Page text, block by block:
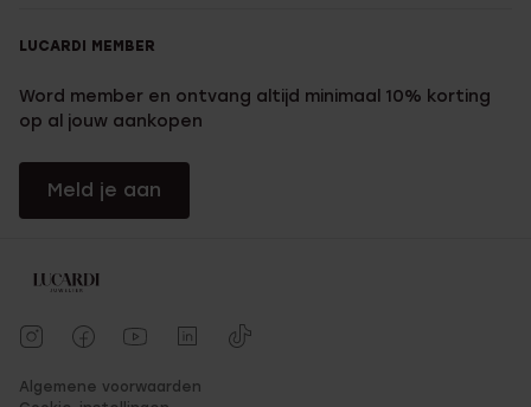
LUCARDI MEMBER
Word member en ontvang altijd minimaal 10% korting
op al jouw aankopen
Meld je aan
Algemene voorwaarden